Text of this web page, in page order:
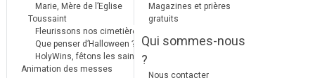
Marie, Mère de l’Eglise
Toussaint
Fleurissons nos cimetières
Que penser d’Halloween ?
HolyWins, fêtons les saints !
Animation des messes
Magazines et prières
gratuits
Qui sommes-nous
?
Nous contacter